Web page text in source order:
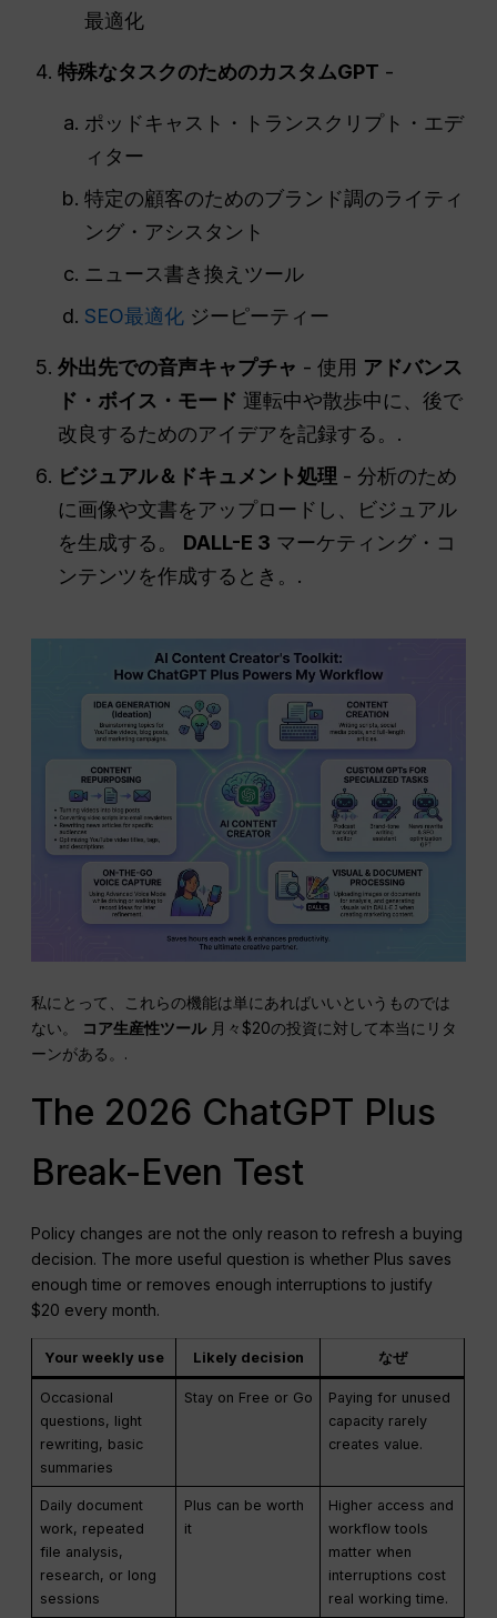
最適化
特殊なタスクのためのカスタムGPT -
ポッドキャスト・トランスクリプト・エデ
ィター
特定の顧客のためのブランド調のライティ
ング・アシスタント
ニュース書き換えツール
SEO最適化 ジーピーティー
外出先での音声キャプチャ - 使用 アドバンス
ド・ボイス・モード 運転中や散歩中に、後で
改良するためのアイデアを記録する。.
ビジュアル＆ドキュメント処理 - 分析のため
に画像や文書をアップロードし、ビジュアル
を生成する。 DALL-E 3 マーケティング・コ
ンテンツを作成するとき。.
私にとって、これらの機能は単にあればいいというものでは
ない。 コア生産性ツール月々$20の投資に対して本当にリタ
ーンがある。.
The 2026 ChatGPT Plus
Break-Even Test
Policy changes are not the only reason to refresh a buying
decision. The more useful question is whether Plus saves
enough time or removes enough interruptions to justify
$20 every month.
Your weekly use Likely decision なぜ
Occasional
questions, light
rewriting, basic
summaries
Stay on Free or Go
Paying for unused
capacity rarely
creates value.
Daily document
work, repeated
file analysis,
research, or long
sessions
Plus can be worth
it
Higher access and
workflow tools
matter when
interruptions cost
real working time.